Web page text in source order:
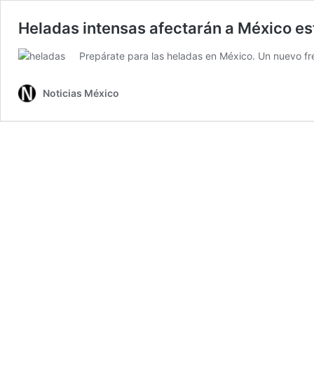
Heladas intensas afectarán a México
Prepárate para las heladas en México. Un nuevo
Noticias México